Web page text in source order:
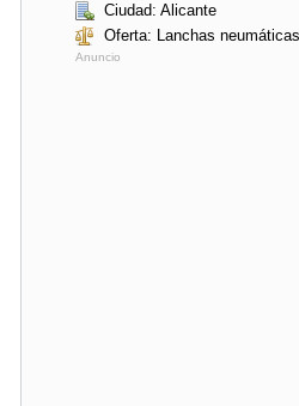
Ciudad: Alicante
Oferta: Lanchas
Anuncio